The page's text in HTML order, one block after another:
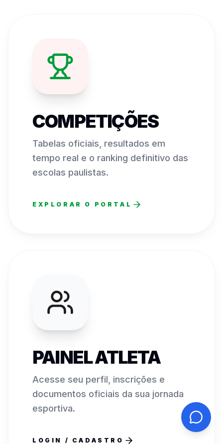
COMPETIÇÕES
Tabelas oficiais, resultados em
tempo real e o ranking definitivo das
escolas paulistas.
EXPLORAR O PORTAL
PAINEL ATLETA
Acesse seu perfil, inscrições e
documentos oficiais da sua jornada
esportiva.
LOGIN / CADASTRO